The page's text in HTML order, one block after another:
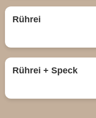
Rührei
Rührei + Speck